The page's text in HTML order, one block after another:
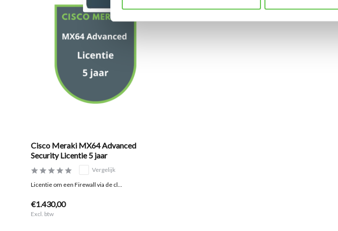
Cisco Meraki MX64 Advanced
Security Licentie 5 jaar
Vergelijk
Licentie om een Firewall via de cl...
€1.430,00
Excl. btw